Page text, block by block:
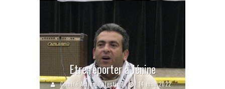
Etre reporter à Jénine
Comité Action Palestine 14 mai 2022